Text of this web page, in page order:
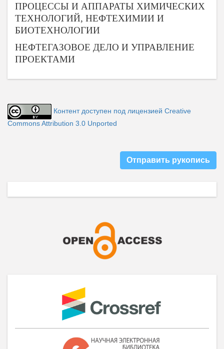
ПРОЦЕССЫ И АППАРАТЫ ХИМИЧЕСКИХ
ТЕХНОЛОГИЙ, НЕФТЕХИМИИ И
БИОТЕХНОЛОГИИ
НЕФТЕГАЗОВОЕ ДЕЛО И УПРАВЛЕНИЕ
ПРОЕКТАМИ
Контент доступен под лицензией Creative
Commons Attribution 3.0 Unported
Отправить рукопись